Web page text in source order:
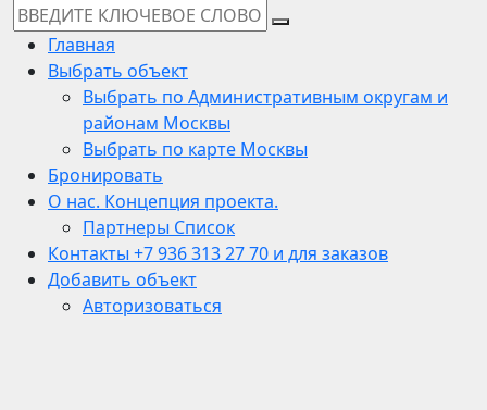
Главная
Выбрать объект
Выбрать по Административным округам и
районам Москвы
Выбрать по карте Москвы
Бронировать
О нас. Концепция проекта.
Партнеры Список
Контакты +7 936 313 27 70 и для заказов
Добавить объект
Авторизоваться